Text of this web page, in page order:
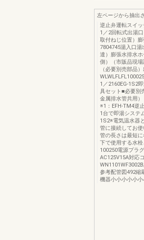
左ページから抽出
逆止弁運転スイ
1／2回転式出湯
取付ねじ位置）膨
7804745湯入口湯
達）膨張水排水
側）（市販品現
（必要別売部品
1／2160EG‐1S2
具セット■必要別
金属排水管共用
※1：EFH-TM4逆
1台で即湯システ
1S2※電気温水器
管に接続してお
管の長さは最短
下で使用する水
100250電
AC125V15A対応
参考配管図492縮
機器小小小小小小